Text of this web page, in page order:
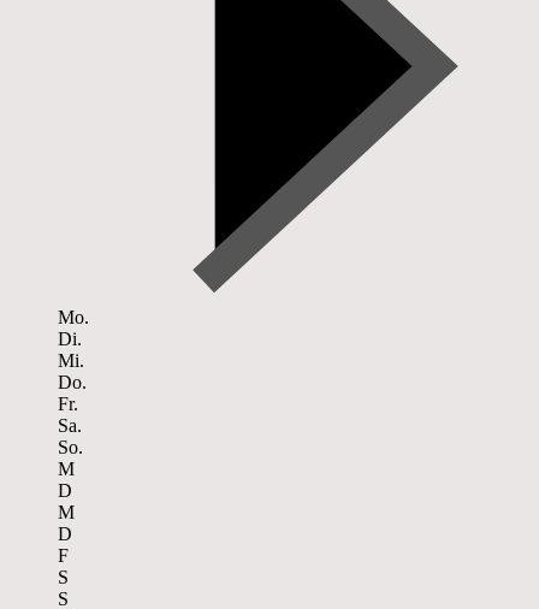
Mo.
Di.
Mi.
Do.
Fr.
Sa.
So.
M
D
M
D
F
S
S